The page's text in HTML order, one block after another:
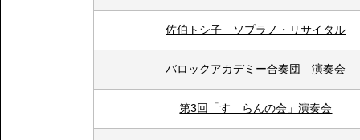
佐伯トシ子 ソプラノ・リサイタル
バロックアカデミー合奏団 演奏会
第3回「すゞらんの会」演奏会